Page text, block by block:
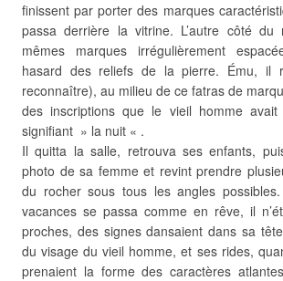
finissent par porter des marques
passa derrière la vitrine. L’autre côté du
mêmes marques irrégulièrement
hasard des reliefs de la pierre. Ému, il
reconnaître), au milieu de ce fatras de
des inscriptions que le vieil homme avait
signifiant » la nuit « .
Il quitta la salle, retrouva ses enfants,
photo de sa femme et revint prendre
du rocher sous tous les angles
vacances se passa comme en rêve, il
proches, des signes dansaient dans sa
du visage du vieil homme, et ses rides,
prenaient la forme des caractères